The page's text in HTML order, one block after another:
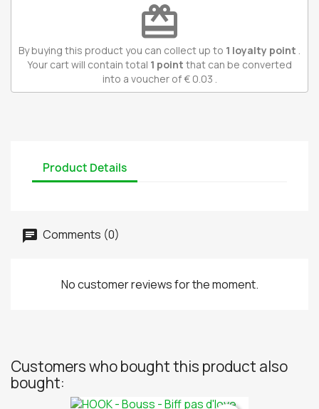
redeem
By buying this product you can collect up to 1 loyalty point .
Your cart will contain total 1 point that can be converted
into a voucher of€ 0.03 .
Product Details
Comments (0)
No customer reviews for the moment.
Customers who bought this product also
bought: